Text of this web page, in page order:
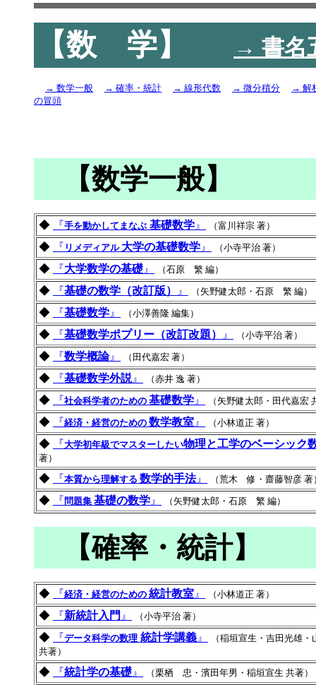
【数 学】 → 書名
→ 数学一般 → 確率・統計 → 線形代数 → 微分積分
→ 解
の冒頭
【数学一般】
◆ 『手を動かしてまなぶ 基礎数学 』 （富川祥宗 著）
◆ 『 リメディアル 大学の基礎数学 』 （小寺平治 著）
◆ 『大学数学の基礎 』 （石原 繁 編）
◆ 『基礎の数学（改訂版） 』 （矢野健太郎・石原 繁 編）
◆ 『基礎数学 』 （小澤善隆 編集）
◆ 『基礎数学ポプリー（改訂改題） 』 （小寺平治 著）
◆ 『数学概論』 （田代嘉宏 著）
◆ 『基礎数学外説』 （赤井 逸 著）
◆ 『社会科学者のための 基礎数学 』 （矢野健太郎・田代嘉宏
◆ 『経済・経営のための 数学教室 』 （小林道正 著）
◆ 『大学初年級でマスターしたい物理と工学のベーシック
著）
◆ 『本質から理解する 数学的手法』 （荒木 修・齋藤智彦 著
◆ 『 問題集 基礎の数学 』 （矢野健太郎・石原 繁 編）
【確率・統計】
◆ 『経済・経営のための 統計教室 』 （小林道正 著）
◆ 『新統計入門 』 （小寺平治 著）
◆ 『データ科学の数理 統計学講義 』
（稲垣宣生・吉田光雄
共著）
◆ 『統計学の基礎 』 （栗栖 忠・濱田年男・稲垣宣生 共著）